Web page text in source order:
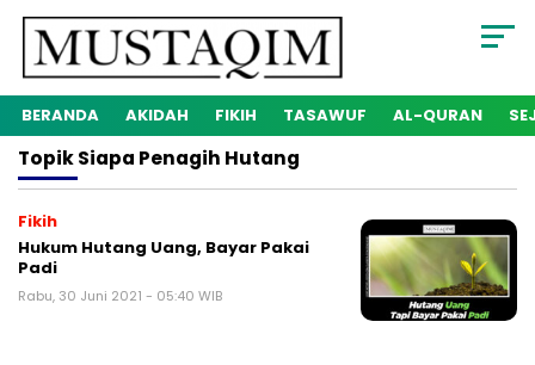
BERANDA AKIDAH FIKIH TASAWUF AL-QURAN
TopikSiapa Penagih Hutang
Fikih
Hukum Hutang Uang, Bayar Pakai
Padi
Rabu, 30 Juni 2021 - 05:40 WIB